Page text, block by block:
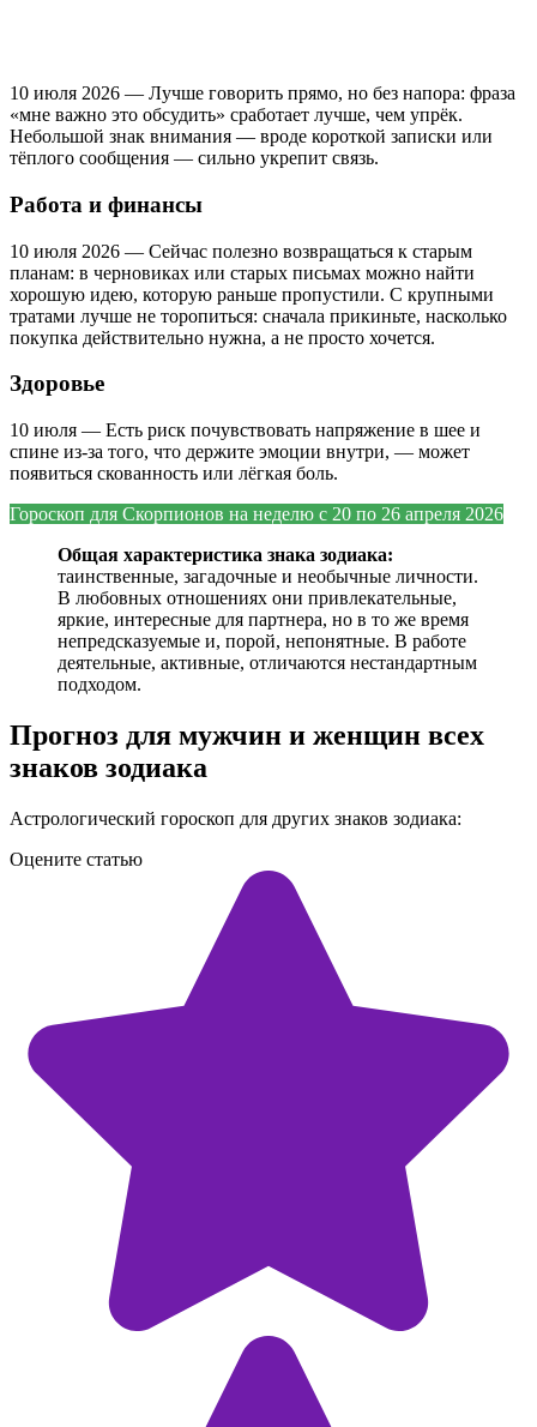
10 июля 2026 — Лучше говорить прямо, но без напора: фраза
«мне важно это обсудить» сработает лучше, чем упрёк.
Небольшой знак внимания — вроде короткой записки или
тёплого сообщения — сильно укрепит связь.
Работа и финансы
10 июля 2026 — Сейчас полезно возвращаться к старым
планам: в черновиках или старых письмах можно найти
хорошую идею, которую раньше пропустили. С крупными
тратами лучше не торопиться: сначала прикиньте, насколько
покупка действительно нужна, а не просто хочется.
Здоровье
10 июля — Есть риск почувствовать напряжение в шее и
спине из‑за того, что держите эмоции внутри, — может
появиться скованность или лёгкая боль.
Гороскоп для Скорпионов на неделю с 20 по 26 апреля 2026
Общая характеристика знака зодиака:
таинственные, загадочные и необычные личности.
В любовных отношениях они привлекательные,
яркие, интересные для партнера, но в то же время
непредсказуемые и, порой, непонятные. В работе
деятельные, активные, отличаются нестандартным
подходом.
Прогноз для мужчин и женщин всех
знаков зодиака
Астрологический гороскоп для других знаков зодиака:
Оцените статью